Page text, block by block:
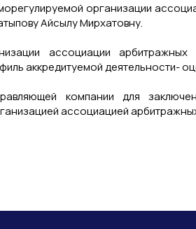
организации
Айсылу Мирхатовну.
ассоциации
аккредитуемой деятельности-
компании для
ассоциацией